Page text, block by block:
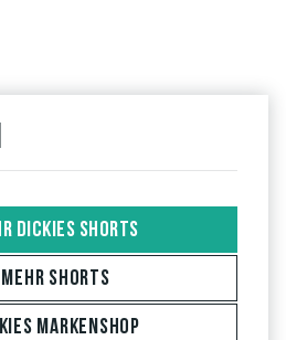
DICKIES SHORTS
MEHR SHORTS
MARKENSHOP